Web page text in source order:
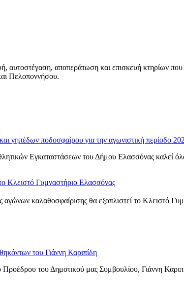
αυτοστέγαση, αποπεράτωση και επισκευή κτηρίων
Πελοποννήσου.
γηπέδων ποδοσφαίρου για την αγωνιστική περίοδο
Εγκαταστάσεων του Δήμου Ελασσόνας καλεί
Κλειστό Γυμναστήριο Ελασσόνας
καλαθοσφαίρισης θα εξοπλιστεί το Κλειστό
του Γιάννη Καριπίδη
του Δημοτικού μας Συμβουλίου, Γιάννη